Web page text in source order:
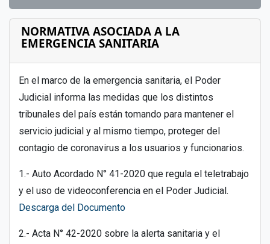
NORMATIVA ASOCIADA A LA
EMERGENCIA SANITARIA
En el marco de la emergencia sanitaria, el Poder
Judicial informa las medidas que los distintos
tribunales del país están tomando para mantener el
servicio judicial y al mismo tiempo, proteger del
contagio de coronavirus a los usuarios y funcionarios.
1.- Auto Acordado N° 41-2020 que regula el teletrabajo
y el uso de videoconferencia en el Poder Judicial.
Descarga del Documento
2.- Acta N° 42-2020 sobre la alerta sanitaria y el